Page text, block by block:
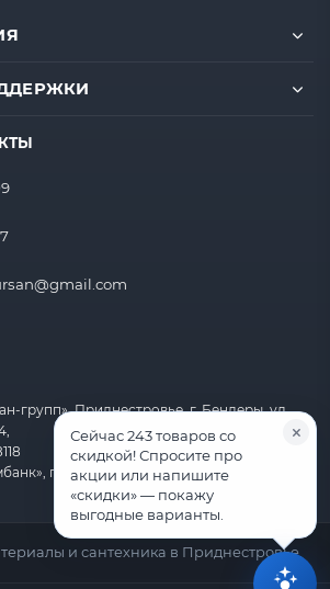
групп», Приднестровье, г. Бендеры, ул.
г.Бендеры, р/с 2212670000000818
и сантехника в Приднестровье.
Сейчас 243 товаров со
скидкой! Спросите про
акции или напишите
«скидки» — покажу
выгодные варианты.